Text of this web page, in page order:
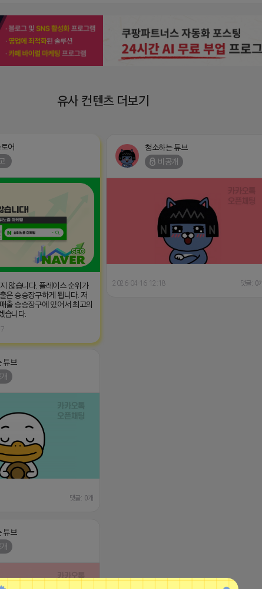
유사 컨텐츠 더보기
어
않습니다. 플레이스 순위가
은 승승장구하게 됩니다. 저
출 승승장구에 있어서 최고의
습니다.
청소하는 튜브
비공개
2026-04-16 12:18 댓글: 0개
튜브
댓글: 0개
튜브